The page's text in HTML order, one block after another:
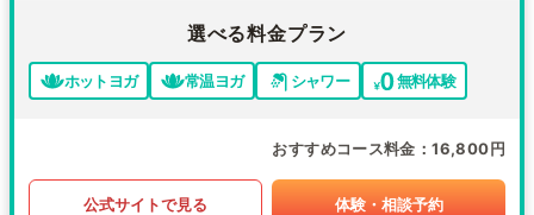
選べる料金プラン
ホットヨガ 常温ヨガ シャワー 無料体験
おすすめコース料金 16,800円
公式サイトで見る 体験・相談予約